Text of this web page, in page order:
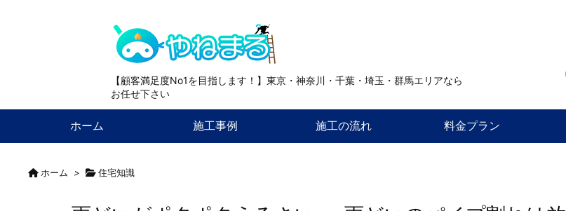
【顧客満足度No1を目指します！】東京・神奈川・千葉・埼玉・群馬エリアなら
お任せ下さい
ホーム 施工事例 施工の流れ 料金プラン
ホーム > 住宅知識